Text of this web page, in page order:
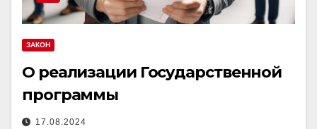
ЗАКОН
О реализации Государственной
программы
17.08.2024